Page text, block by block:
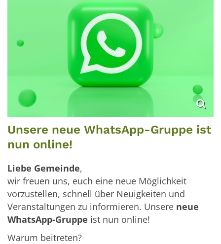
Unsere neue WhatsApp-Gruppe ist
nun online!
Liebe Gemeinde,
wir freuen uns, euch eine neue Möglichkeit
vorzustellen, schnell über Neuigkeiten und
Veranstaltungen zu informieren. Unsere neue
WhatsApp-Gruppe ist nun online!
Warum beitreten?